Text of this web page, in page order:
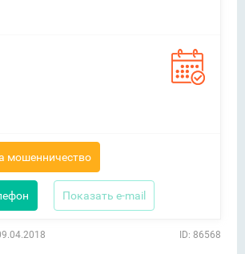
мошенничество
Показать e-mail
ID: 86568